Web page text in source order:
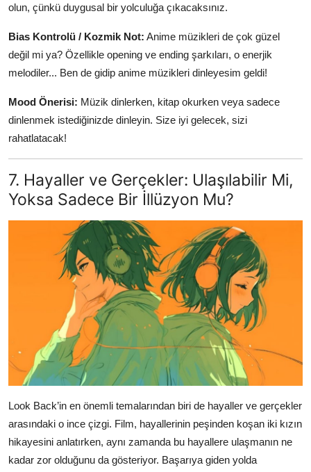
olun, çünkü duygusal bir yolculuğa çıkacaksınız.
Bias Kontrolü / Kozmik Not: Anime müzikleri de çok güzel
değil mi ya? Özellikle opening ve ending şarkıları, o enerjik
melodiler... Ben de gidip anime müzikleri dinleyesim geldi!
Mood Önerisi: Müzik dinlerken, kitap okurken veya sadece
dinlenmek istediğinizde dinleyin. Size iyi gelecek, sizi
rahatlatacak!
7. Hayaller ve Gerçekler: Ulaşılabilir Mi,
Yoksa Sadece Bir İllüzyon Mu?
Look Back’in en önemli temalarından biri de hayaller ve gerçekler
arasındaki o ince çizgi. Film, hayallerinin peşinden koşan iki kızın
hikayesini anlatırken, aynı zamanda bu hayallere ulaşmanın ne
kadar zor olduğunu da gösteriyor. Başarıya giden yolda